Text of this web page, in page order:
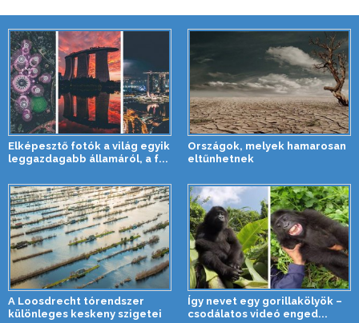
Elképesztő fotók a világ egyik
leggazdagabb államáról, a f...
Országok, melyek hamarosan
eltűnhetnek
A Loosdrecht tórendszer
különleges keskeny szigetei
Így nevet egy gorillakölyök –
csodálatos videó enged...